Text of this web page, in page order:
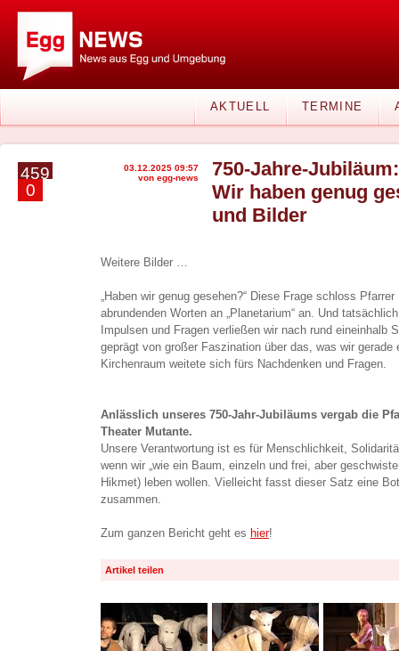
AKTUELL TERMINE
459
0
03.12.2025 09:57
von egg-news
750-Jahre-
Wir haben genug
und Bilder
Weitere Bilder …
„Haben wir genug gesehen?“ Diese Frage schloss
abrundenden Worten an „Planetarium“ an. Und
Impulsen und Fragen verließen wir nach rund eineinhalb
geprägt von großer Faszination über das, was wir gerade
Kirchenraum weitete sich fürs Nachdenken und Fragen.
Anlässlich unseres 750-Jahr-Jubiläums vergab die
Theater Mutante.
Unsere Verantwortung ist es für Menschlichkeit,
wenn wir „wie ein Baum, einzeln und frei, aber
Hikmet) leben wollen. Vielleicht fasst dieser Satz eine
zusammen.
Zum ganzen Bericht geht es hier!
Artikel teilen